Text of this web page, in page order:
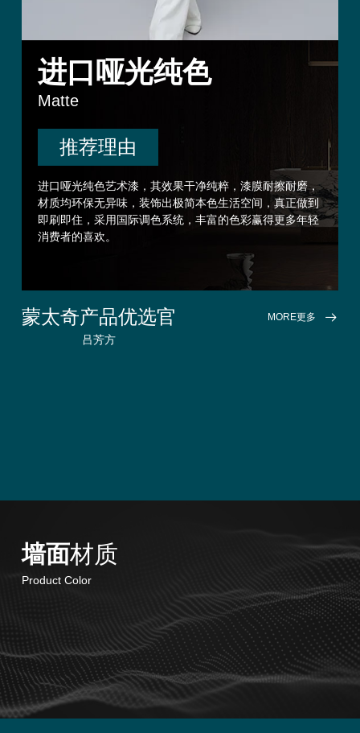
进口哑光纯色
Matte
推荐理由
进口哑光纯色艺术漆，其效果干净纯粹，漆膜耐擦耐磨，
材质均环保无异味，装饰出极简本色生活空间，真正做到
即刷即住，采用国际调色系统，丰富的色彩赢得更多年轻
消费者的喜欢。
蒙太奇产品优选官
吕芳方
MORE更多
墙面材质
Product Color